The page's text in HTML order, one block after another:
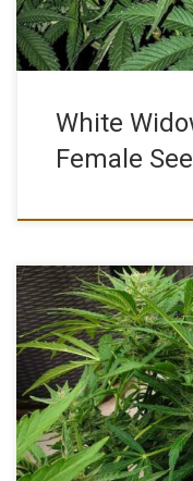
White
Female
To pytanie, które
[…]